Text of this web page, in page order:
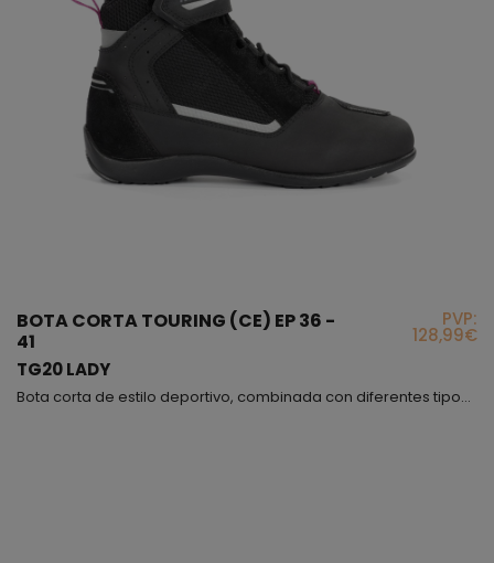
BOTA CORTA TOURING (CE) EP 36 -
41
TG20 LADY
PVP:
128,99€
Bota corta de estilo deportivo, combinada con diferentes tipos de materiales que en su conjunto consiguen que sea un modelo muy atractivo y juvenil a la vez, la combinación entre la microfibra y la piel serraje hacen que este modelo sea muy resistente, al mismo tiempo obtenemos mucha flexibilidad y comodidad, la rejilla nos aportará una optima ventilación ya que es un 40% del material que lleva esta bota; los tobillos están protegidos mediante protectores interiores; ext...